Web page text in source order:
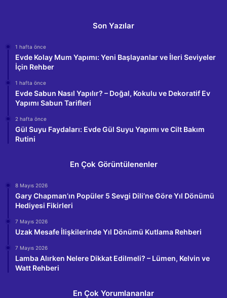
Son Yazılar
1 hafta önce
Evde Kolay Mum Yapımı: Yeni Başlayanlar ve İleri Seviyeler
İçin Rehber
1 hafta önce
Evde Sabun Nasıl Yapılır? – Doğal, Kokulu ve Dekoratif Ev
Yapımı Sabun Tarifleri
2 hafta önce
Gül Suyu Faydaları: Evde Gül Suyu Yapımı ve Cilt Bakım
Rutini
En Çok Görüntülenenler
8 Mayıs 2026
Gary Chapman’ın Popüler 5 Sevgi Dili’ne Göre Yıl Dönümü
Hediyesi Fikirleri
7 Mayıs 2026
Uzak Mesafe İlişkilerinde Yıl Dönümü Kutlama Rehberi
7 Mayıs 2026
Lamba Alırken Nelere Dikkat Edilmeli? – Lümen, Kelvin ve
Watt Rehberi
En Çok Yorumlananlar